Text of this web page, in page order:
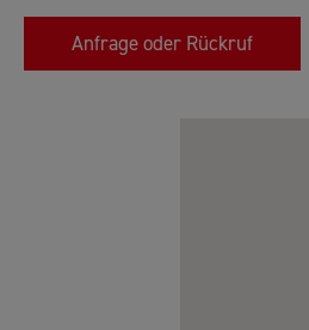
Anfrage oder Rückruf